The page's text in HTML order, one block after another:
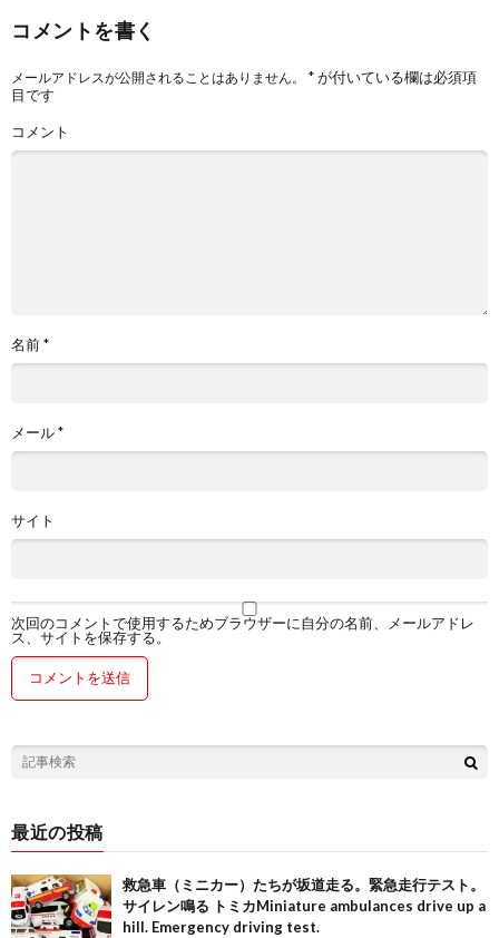
コメントを書く
メールアドレスが公開されることはありません。 *が付いている欄は必須項
目です
コメント
名前*
メール*
サイト
次回のコメントで使用するためブラウザーに自分の名前、メールアドレ
ス、サイトを保存する。
最近の投稿
救急車（ミニカー）たちが坂道走る。緊急走行テスト。
サイレン鳴る トミカMiniature ambulances drive up a
hill. Emergency driving test.